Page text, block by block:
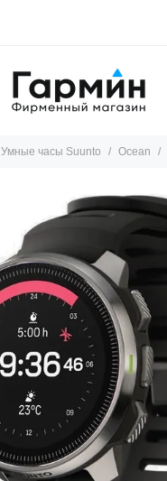
Умные часы Suunto Ocean